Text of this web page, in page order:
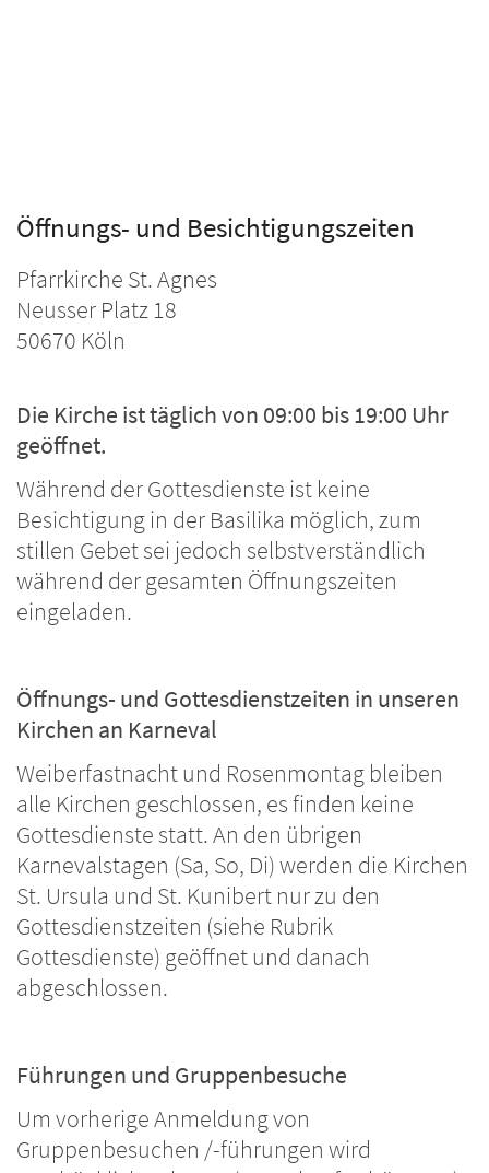
Öffnungs- und Besichtigungszeiten
Pfarrkirche St. Agnes
Neusser Platz 18
50670 Köln
Die Kirche ist täglich von 09:00 bis 19:00 Uhr
geöffnet.
Während der Gottesdienste ist keine
Besichtigung in der Basilika möglich, zum
stillen Gebet sei jedoch selbstverständlich
während der gesamten Öffnungszeiten
eingeladen.
Öffnungs- und Gottesdienstzeiten in unseren
Kirchen an Karneval
Weiberfastnacht und Rosenmontag bleiben
alle Kirchen geschlossen, es finden keine
Gottesdienste statt. An den übrigen
Karnevalstagen (Sa, So, Di) werden die Kirchen
St. Ursula und St. Kunibert nur zu den
Gottesdienstzeiten (siehe Rubrik
Gottesdienste) geöffnet und danach
abgeschlossen.
Führungen und Gruppenbesuche
Um vorherige Anmeldung von
Gruppenbesuchen /-führungen wird